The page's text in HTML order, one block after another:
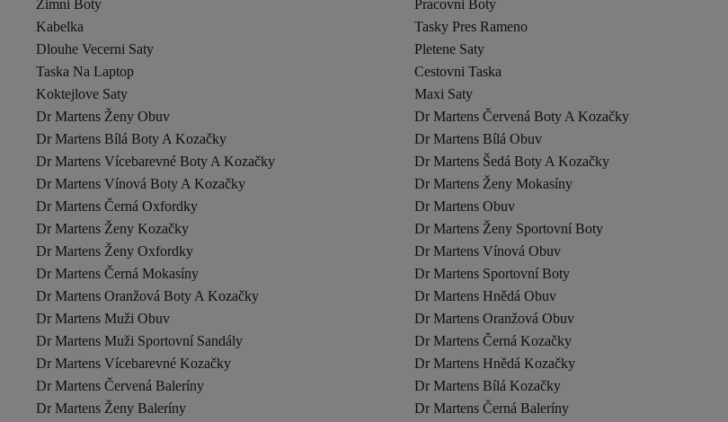
Zimni Boty Pracovni Boty
Kabelka
Tasky Pres Rameno
Dlouhe Vecerni Saty
Pletene Saty
Taska Na Laptop
Cestovni Taska
Koktejlove Saty
Maxi Saty
Dr Martens Ženy Obuv
Dr Martens Červená Boty A Kozačky
Dr Martens Bílá Boty A Kozačky
Dr Martens Bílá Obuv
Dr Martens Vícebarevné Boty A Kozačky
Dr Martens Šedá Boty A Kozačky
Dr Martens Vínová Boty A Kozačky
Dr Martens Ženy Mokasíny
Dr Martens Černá Oxfordky
Dr Martens Obuv
Dr Martens Ženy Kozačky
Dr Martens Ženy Sportovní Boty
Dr Martens Ženy Oxfordky
Dr Martens Vínová Obuv
Dr Martens Černá Mokasíny
Dr Martens Sportovní Boty
Dr Martens Oranžová Boty A Kozačky
Dr Martens Hnědá Obuv
Dr Martens Muži Obuv
Dr Martens Oranžová Obuv
Dr Martens Muži Sportovní Sandály
Dr Martens Černá Kozačky
Dr Martens Vícebarevné Kozačky
Dr Martens Hnědá Kozačky
Dr Martens Červená Baleríny
Dr Martens Bílá Kozačky
Dr Martens Ženy Baleríny
Dr Martens Černá Baleríny